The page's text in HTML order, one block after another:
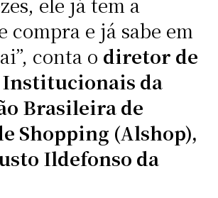
ele já tem a
compra e já sabe em
conta o diretor de
Institucionais da
Brasileira de
Shopping (Alshop),
Ildefonso da